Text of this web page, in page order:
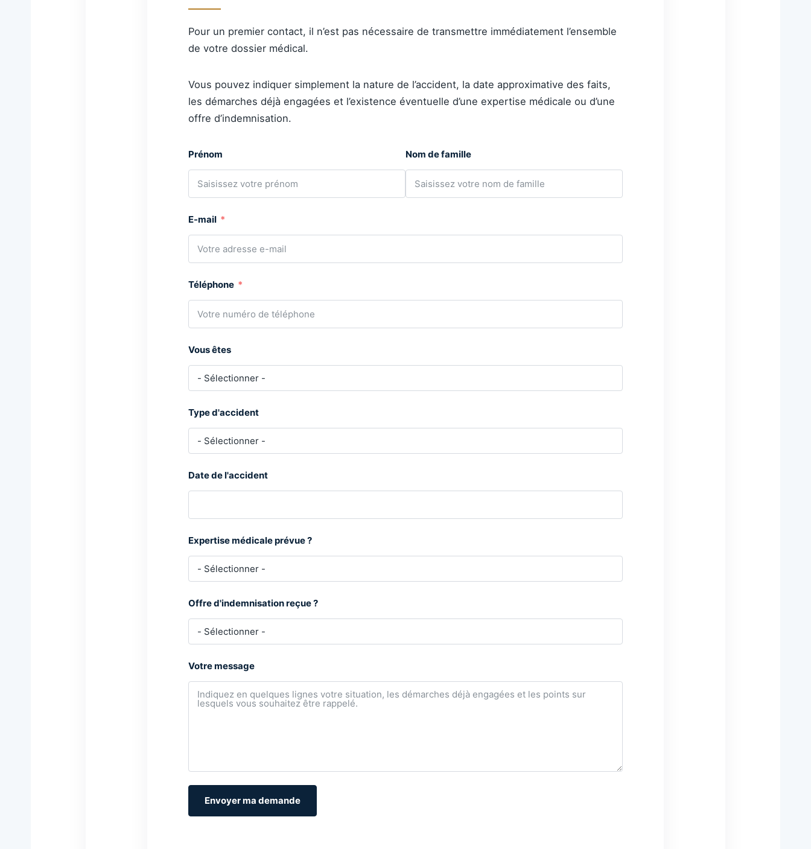
Pour un premier contact, il n’est pas nécessaire de transmettre immédiatement l’ensemble
de votre dossier médical.
Vous pouvez indiquer simplement la nature de l’accident, la date approximative des faits,
les démarches déjà engagées et l’existence éventuelle d’une expertise médicale ou d’une
offre d’indemnisation.
Prénom Nom de famille
E-mail
Téléphone
Vous êtes
Type d'accident
Date de l'accident
Expertise médicale prévue ?
Offre d'indemnisation reçue ?
Votre message
Envoyer ma demande